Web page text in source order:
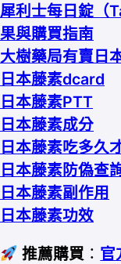
犀利士每日錠（
果與購買指南
大樹藥局有賣日
日本藤素dcard
日本藤素PTT
日本藤素成分
日本藤素吃多久
日本藤素防偽查
日本藤素副作用
日本藤素功效
推薦購買 ： 官